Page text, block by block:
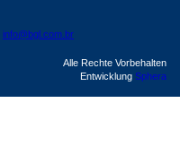
info@bgl.com.br
Alle Rechte Vorbehalten
Entwicklung Sphera